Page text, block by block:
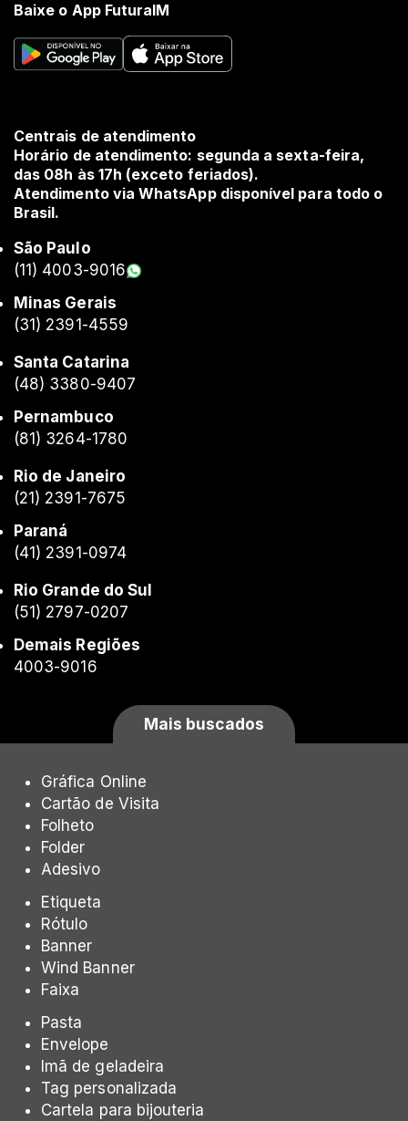
Baixe o App FuturaIM
Centrais de atendimento
Horário de atendimento: segunda a sexta-feira,
das 08h às 17h (exceto feriados).
Atendimento via WhatsApp disponível para todo o
Brasil.
São Paulo
(11) 4003-9016
Minas Gerais
(31) 2391-4559
Santa Catarina
(48) 3380-9407
Pernambuco
(81) 3264-1780
Rio de Janeiro
(21) 2391-7675
Paraná
(41) 2391-0974
Rio Grande do Sul
(51) 2797-0207
Demais Regiões
4003-9016
Mais buscados
Gráfica Online
Cartão de Visita
Folheto
Folder
Adesivo
Etiqueta
Rótulo
Banner
Wind Banner
Faixa
Pasta
Envelope
Imã de geladeira
Tag personalizada
Cartela para bijouteria